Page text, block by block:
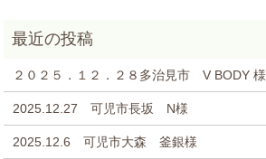
２０２５．１２．２８多治見市 V BODY 様
2025.12.27 可児市長坂 N様
2025.12.6 可児市大森 釜銀様